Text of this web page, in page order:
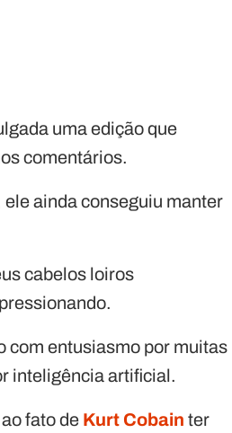
uma edição que
comentários.
ainda conseguiu manter
cabelos loiros
com entusiasmo por muitas
inteligência artificial.
fato de Kurt Cobain ter